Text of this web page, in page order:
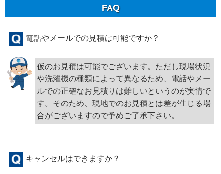
FAQ
電話やメールでの見積は可能ですか？
仮のお見積は可能でございます。ただし現場状況
や洗濯機の種類によって異なるため、電話やメー
ルでの正確なお見積りは難しいというのが実情で
す。そのため、現地でのお見積とは差が生じる場
合がございますので予めご了承下さい。
キャンセルはできますか？